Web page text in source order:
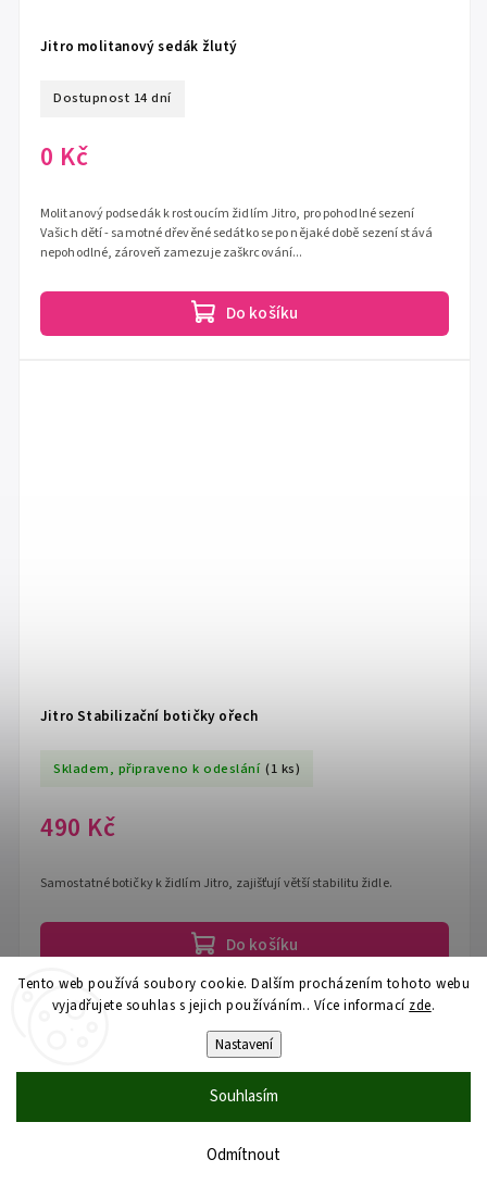
Tento web používá soubory cookie. Dalším procházením tohoto webu
vyjadřujete souhlas s jejich používáním.. Více informací zde.
Nastavení
Odmítnout
Souhlasím
Jitro molitanový sedák žlutý
Dostupnost 14 dní
0 Kč
Do košíku
Molitanový podsedák k rostoucím židlím Jitro, pro pohodlné sezení
Vašich dětí - samotné dřevěné sedátko se po nějaké době sezení stává
nepohodlné, zároveň zamezuje zaškrcování...
Jitro Stabilizační botičky ořech
Skladem, připraveno k odeslání (1 ks)
490 Kč
Do košíku
Samostatné botičky k židlím Jitro, zajišťují větší stabilitu židle.